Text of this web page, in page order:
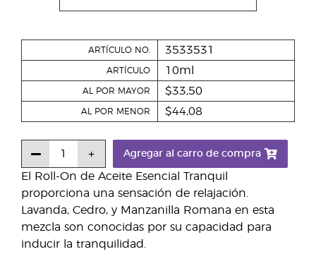
El Roll-On de Aceite Esencial Tranquil
proporciona una sensación de relajación.
Lavanda, Cedro, y Manzanilla Romana en esta
mezcla son conocidas por su capacidad para
inducir la tranquilidad.
ARTÍCULO NO. 3533531
ARTÍCULO 10ml
AL POR MAYOR $33,50
AL POR MENOR $44,08
Agregar al carro de compra